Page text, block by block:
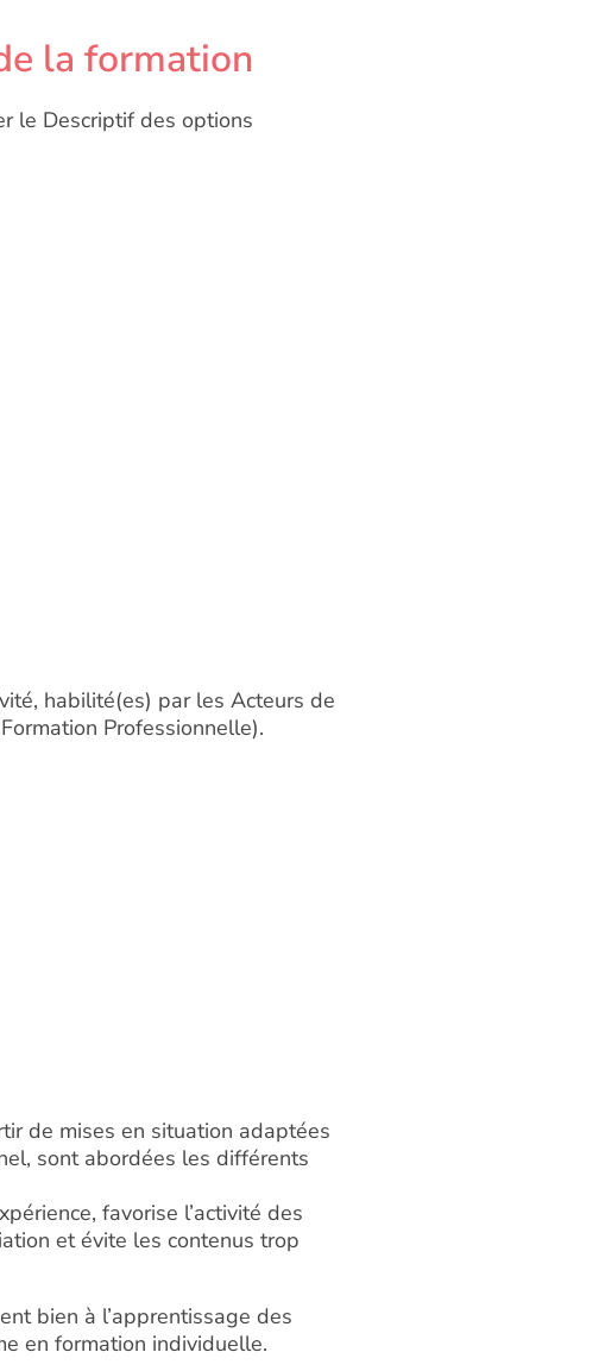
la formation
le Descriptif des options
habilité(es) par les Acteurs de
Professionnelle).
de mises en situation adaptées
sont abordées les différents
favorise l’activité des
et évite les contenus trop
bien à l’apprentissage des
en formation individuelle.